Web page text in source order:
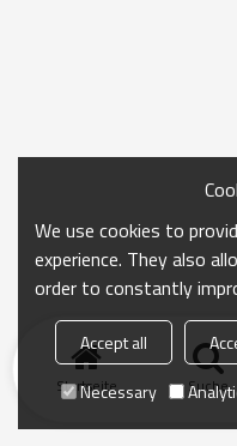
Startseite Suche
We use cookies to
experience. They also
order to constantly
Accept all
Necessary